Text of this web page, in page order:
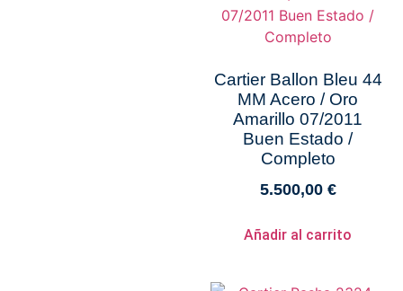
Cartier Ballon Bleu 44
MM Acero / Oro
Amarillo 07/2011
Buen Estado /
Completo
5.500,00 €
Añadir al carrito